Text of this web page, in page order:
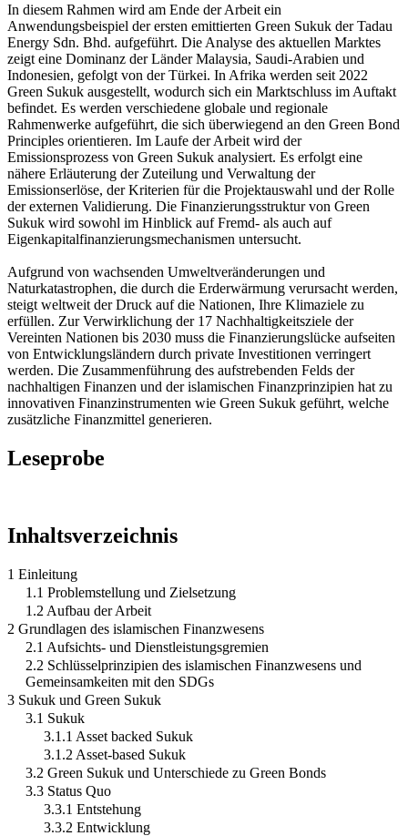
In diesem Rahmen wird am Ende der Arbeit ein
Anwendungsbeispiel der ersten emittierten Green Sukuk der Tadau
Energy Sdn. Bhd. aufgeführt. Die Analyse des aktuellen Marktes
zeigt eine Dominanz der Länder Malaysia, Saudi-Arabien und
Indonesien, gefolgt von der Türkei. In Afrika werden seit 2022
Green Sukuk ausgestellt, wodurch sich ein Marktschluss im Auftakt
befindet. Es werden verschiedene globale und regionale
Rahmenwerke aufgeführt, die sich überwiegend an den Green Bond
Principles orientieren. Im Laufe der Arbeit wird der
Emissionsprozess von Green Sukuk analysiert. Es erfolgt eine
nähere Erläuterung der Zuteilung und Verwaltung der
Emissionserlöse, der Kriterien für die Projektauswahl und der Rolle
der externen Validierung. Die Finanzierungsstruktur von Green
Sukuk wird sowohl im Hinblick auf Fremd- als auch auf
Eigenkapitalfinanzierungsmechanismen untersucht.
Aufgrund von wachsenden Umweltveränderungen und
Naturkatastrophen, die durch die Erderwärmung verursacht werden,
steigt weltweit der Druck auf die Nationen, Ihre Klimaziele zu
erfüllen. Zur Verwirklichung der 17 Nachhaltigkeitsziele der
Vereinten Nationen bis 2030 muss die Finanzierungslücke aufseiten
von Entwicklungsländern durch private Investitionen verringert
werden. Die Zusammenführung des aufstrebenden Felds der
nachhaltigen Finanzen und der islamischen Finanzprinzipien hat zu
innovativen Finanzinstrumenten wie Green Sukuk geführt, welche
zusätzliche Finanzmittel generieren.
Leseprobe
Inhaltsverzeichnis
1 Einleitung
1.1 Problemstellung und Zielsetzung
1.2 Aufbau der Arbeit
2 Grundlagen des islamischen Finanzwesens
2.1 Aufsichts- und Dienstleistungsgremien
2.2 Schlüsselprinzipien des islamischen Finanzwesens und
Gemeinsamkeiten mit den SDGs
3 Sukuk und Green Sukuk
3.1 Sukuk
3.1.1 Asset backed Sukuk
3.1.2 Asset-based Sukuk
3.2 Green Sukuk und Unterschiede zu Green Bonds
3.3 Status Quo
3.3.1 Entstehung
3.3.2 Entwicklung